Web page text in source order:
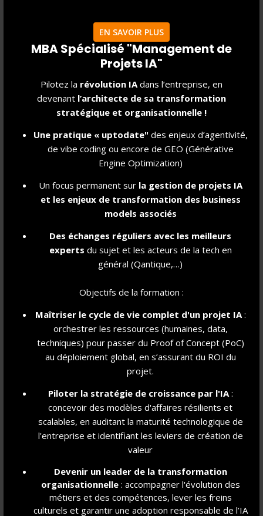
EN SAVOIR PLUS
MBA Spécialisé "Management de
Projets IA"
Pilotez la révolution IAdans l’entreprise, en
devenant l’architecte de sa transformation
stratégique et organisationnelle !
Une pratique « uptodate" des enjeux d’agentivité,
de vibe coding ou encore de GEO (Générative
Engine Optimization)
Un focus permanent sur la gestion de projets IA
et les enjeux de transformation des business
models associés
Des échanges réguliers avec les meilleurs
experts du sujet et les acteurs de la tech en
général (Qantique,…)
Objectifs de la formation :
Maîtriser le cycle de vie complet d'un projet IA:
orchestrer les ressources (humaines, data,
techniques) pour passer du Proof of Concept (PoC)
au déploiement global, en s’assurant du ROI du
projet.
Piloter la stratégie de croissance par l'IA:
concevoir des modèles d'affaires résilients et
scalables, en auditant la maturité technologique de
l'entreprise et identifiant les leviers de création de
valeur
Devenir un leader de la transformation
organisationnelle: accompagner l'évolution des
métiers et des compétences, lever les freins
culturels et garantir une adoption responsable de l’IA
marquée par l’engagement des participants. Pendant l'innovathon de
24 heures, ils ont imaginé des projets à impact pour renforcer le lien
social. Voici les témoignages de quatre d’entre eux ...
LIRE LA SUITE
Nos étudiants témoignent : Tessa Gasnier
de Barros, cheffe de projet de la Nuit de
l'Innovation à Impact Solidaire 2026
Je m'appelle Tessa Gasnier et je suis actuellement en MSc 2
Management des projets d'innovation et entrepreneuriat à
IRIIG. En parallèle de ma formation, j'effectue une alternance